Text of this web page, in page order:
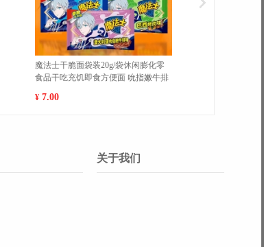
魔法士干脆面袋装20g/袋休闲膨化零
食品干吃充饥即食方便面 巴西烤肉10
7.00
关于我们